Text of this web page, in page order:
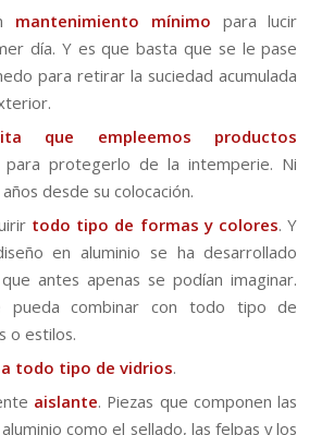
mantenimiento mínimo para lucir
día. Y es que basta que se le pase
para retirar la suciedad acumulada
que empleemos productos
para protegerlo de la intemperie. Ni
desde su colocación.
todo tipo de formas y colores. Y
en aluminio se ha desarrollado
antes apenas se podían imaginar.
pueda combinar con todo tipo de
o estilos.
todo tipo de vidrios.
aislante. Piezas que componen las
como el sellado, las felpas y los